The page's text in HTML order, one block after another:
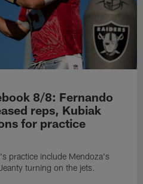
8/8: Fernando
reps, Kubiak
for practice
practice include Mendoza's
turning on the jets.